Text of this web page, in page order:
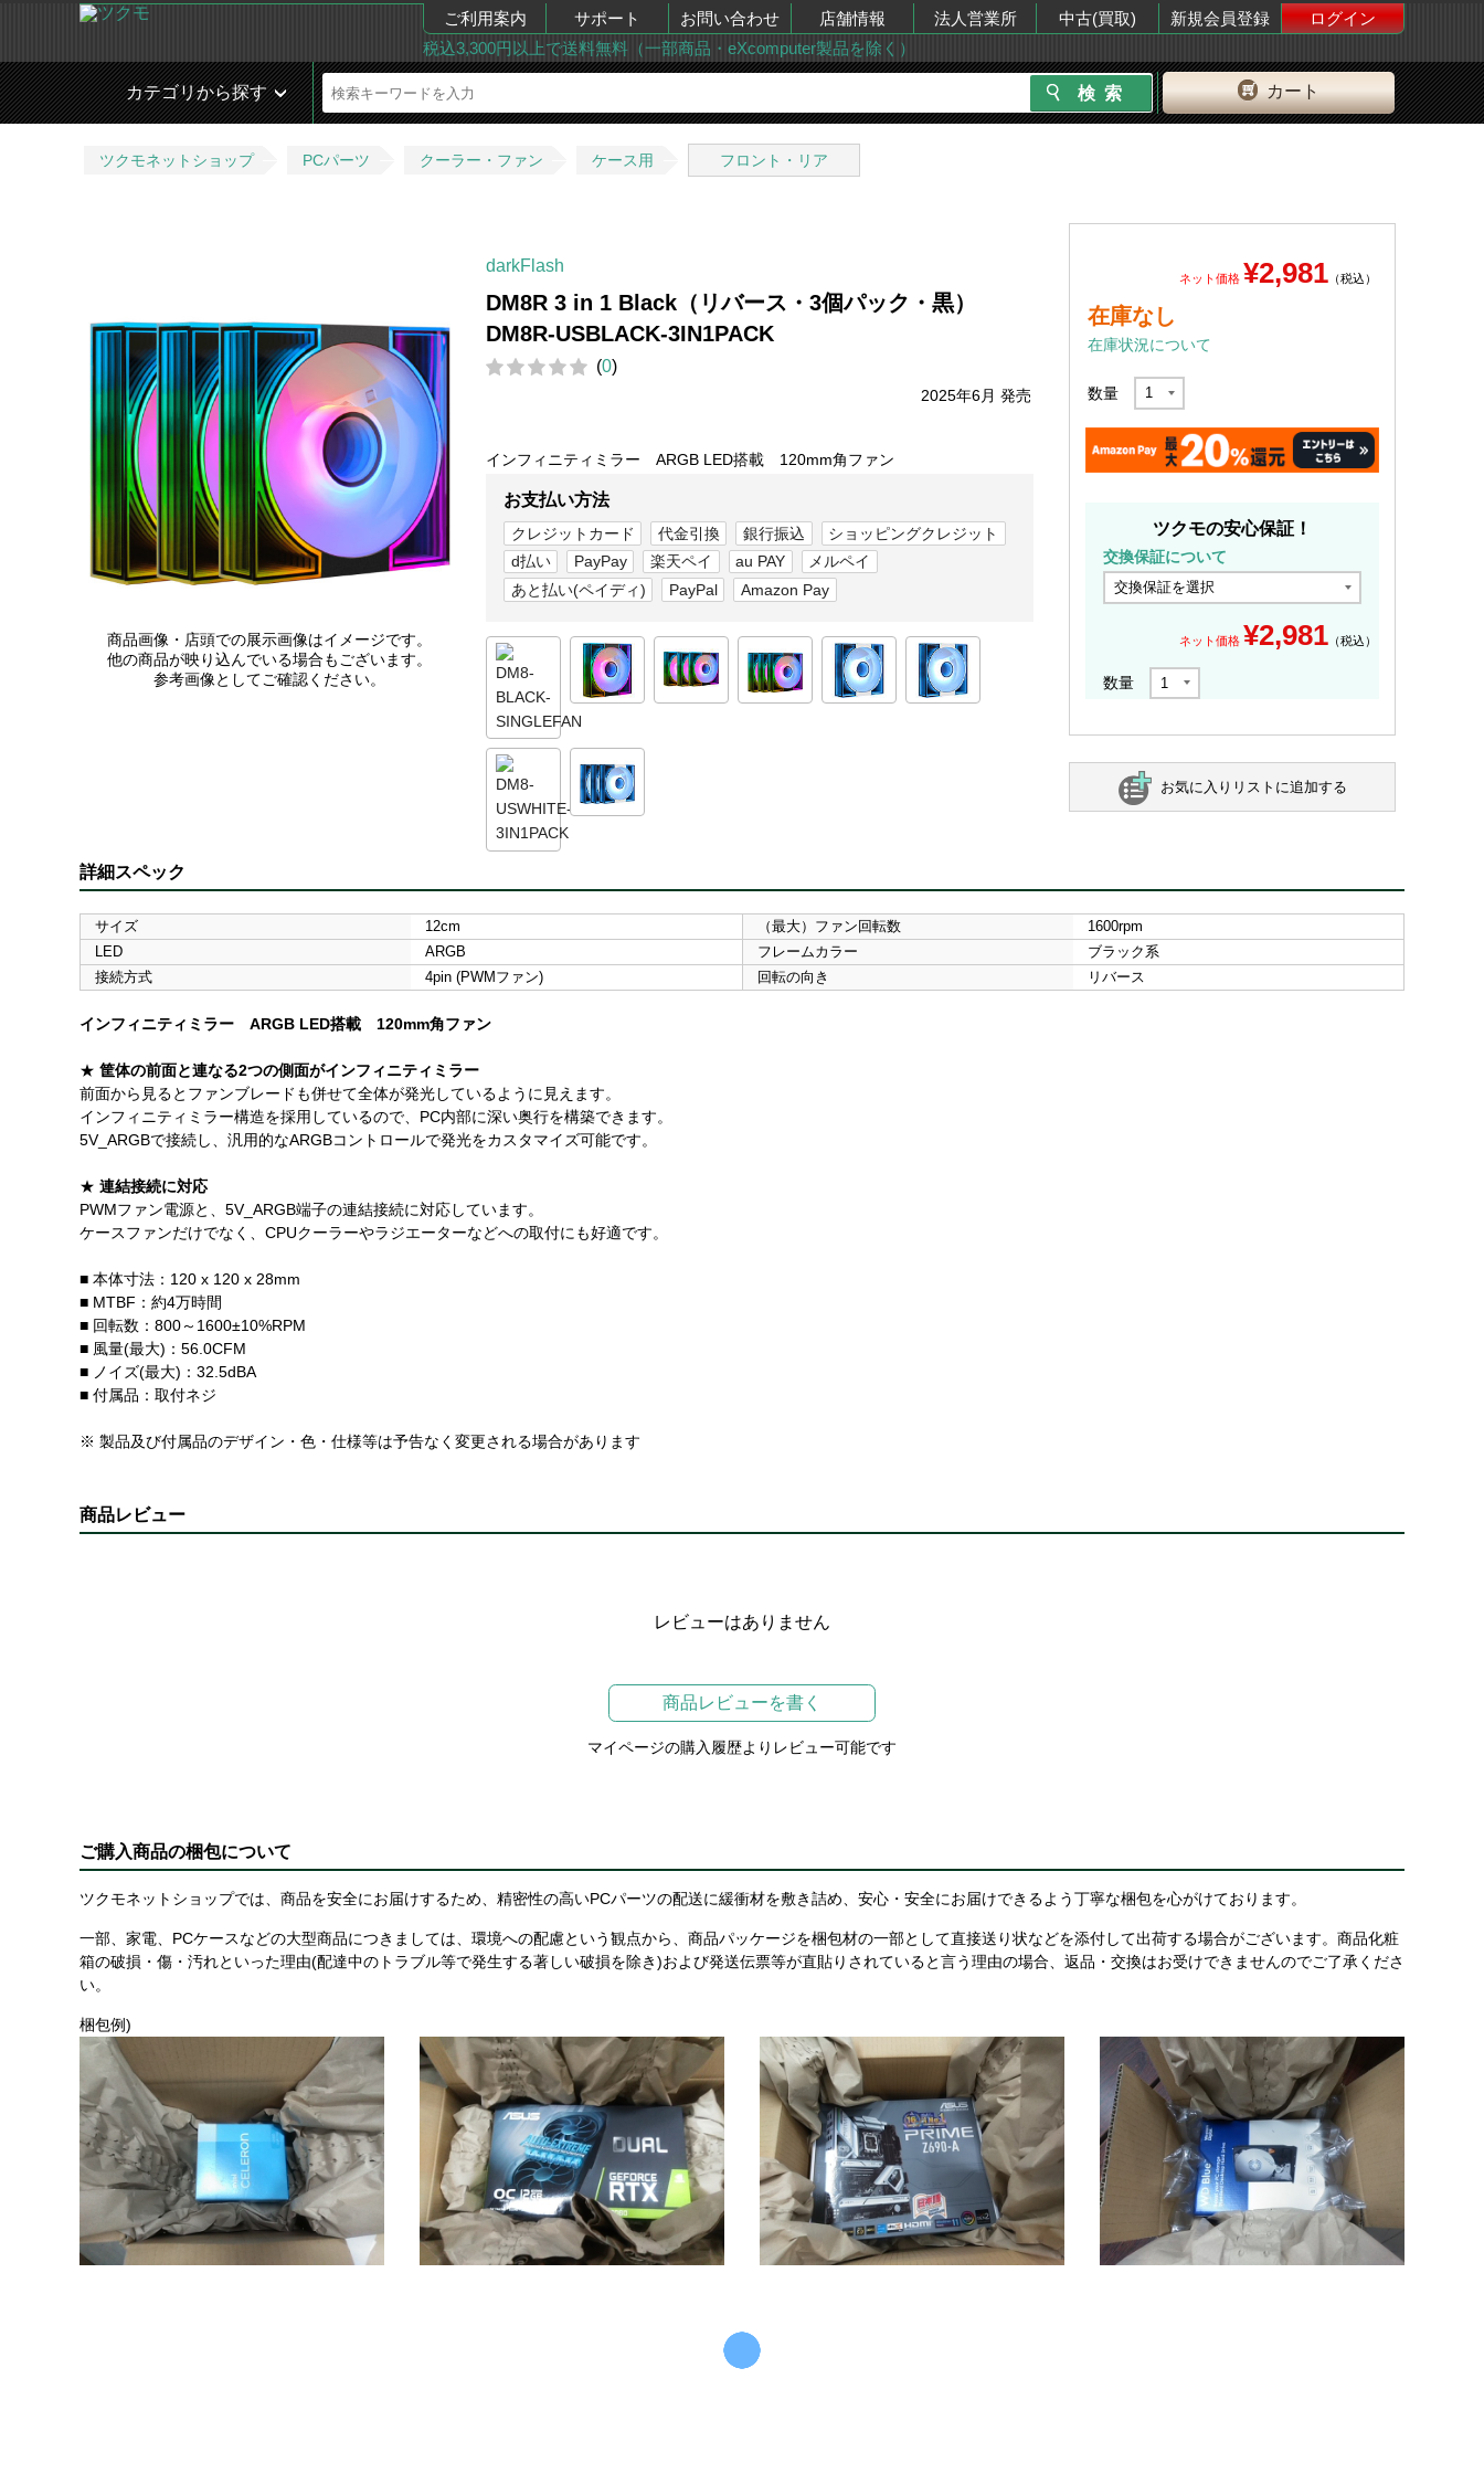
ご利用案内 サポート お問い合わせ 店舗情報 法人営業所 中古(買取) 新規会員登録
ログイン
税込3,300円以上で送料無料（一部商品・eXcomputer製品を除く）
カート
カテゴリから探す
ツクモネットショップ PCパーツ クーラー・ファン ケース用 フロント・リア
商品画像・店頭での展示画像はイメージです。
他の商品が映り込んでいる場合もございます。
参考画像としてご確認ください。
darkFlash
DM8R 3 in 1 Black（リバース・3個パック・黒）
DM8R-USBLACK-3IN1PACK
(0)
2025年6月 発売
インフィニティミラー ARGB LED搭載 120mm角ファン
お支払い方法
クレジットカード 代金引換 銀行振込
ショッピングクレジット
d払い
PayPay 楽天ペイ au PAY
メルペイ
あと払い(ペイディ)
PayPal Amazon Pay
ネット価格 ¥2,981 （税込）
在庫なし
在庫状況について
数量
ツクモの安心保証！
交換保証について
ネット価格 ¥2,981 （税込）
数量
お気に入りリストに追加する
詳細スペック
サイズ 12cm （最大）ファン回転数
1600rpm
LED
ARGB フレームカラー
ブラック系
接続方式
4pin (PWMファン) 回転の向き リバース
インフィニティミラー ARGB LED搭載 120mm角ファン
★ 筐体の前面と連なる2つの側面がインフィニティミラー
前面から見るとファンブレードも併せて全体が発光しているように見えます。
インフィニティミラー構造を採用しているので、PC内部に深い奥行を構築できます。
5V_ARGBで接続し、汎用的なARGBコントロールで発光をカスタマイズ可能です。
★ 連結接続に対応
PWMファン電源と、5V_ARGB端子の連結接続に対応しています。
ケースファンだけでなく、CPUクーラーやラジエーターなどへの取付にも好適です。
■ 本体寸法：120 x 120 x 28mm
■ MTBF：約4万時間
■ 回転数：800～1600±10%RPM
■ 風量(最大)：56.0CFM
■ ノイズ(最大)：32.5dBA
■ 付属品：取付ネジ
※ 製品及び付属品のデザイン・色・仕様等は予告なく変更される場合があります
商品レビュー
レビューはありません
商品レビューを書く
マイページの購入履歴よりレビュー可能です
ご購入商品の梱包について
ツクモネットショップでは、商品を安全にお届けするため、精密性の高いPCパーツの配送に緩衝材を敷き詰め、安心・安全にお届けできるよう丁寧な梱包を心がけております。
一部、家電、PCケースなどの大型商品につきましては、環境への配慮という観点から、商品パッケージを梱包材の一部として直接送り状などを添付して出荷する場合がございます。商品化粧
箱の破損・傷・汚れといった理由(配達中のトラブル等で発生する著しい破損を除き)および発送伝票等が直貼りされていると言う理由の場合、返品・交換はお受けできませんのでご了承くださ
い。
梱包例)